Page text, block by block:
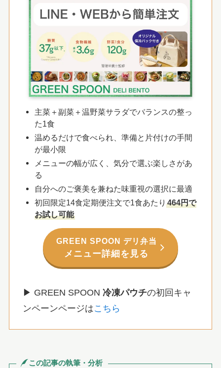
主菜＋副菜＋温野菜サラダでバランスの整っ
た1食
温めるだけで食べられ、準備と片付けの手間
が最小限
メニューの幅が広く、気分で選ぶ楽しさがあ
る
自分へのご褒美を兼ねた味重視の選択に最適
初回限定14食定期便注文で1食あたり 464円で
お試し可能
GREEN SPOON デリ弁当
メニュー詳細を見る
▶ GREEN SPOON 冷凍パウチの初回キャ
ンペーンページはこちら
この記事の執筆・分析